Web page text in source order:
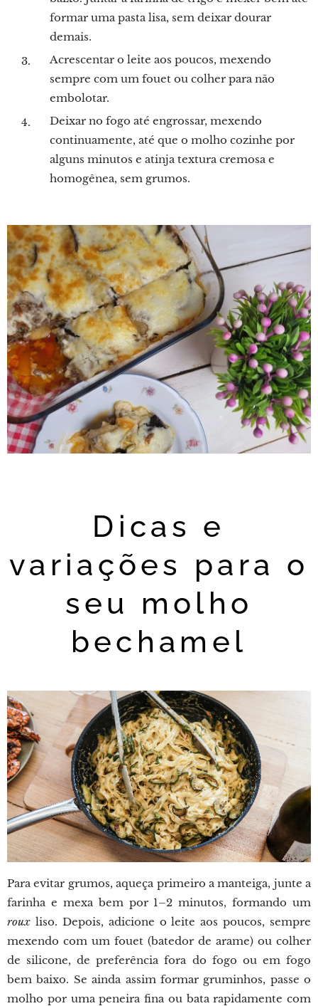
formar uma pasta lisa, sem deixar dourar
demais.
Acrescentar o leite aos poucos, mexendo
sempre com um fouet ou colher para não
embolotar.
Deixar no fogo até engrossar, mexendo
continuamente, até que o molho cozinhe por
alguns minutos e atinja textura cremosa e
homogênea, sem grumos.
Dicas e
variações para o
seu molho
bechamel
Para evitar grumos, aqueça primeiro a manteiga, junte a
farinha e mexa bem por 1–2 minutos, formando um
roux liso. Depois, adicione o leite aos poucos, sempre
mexendo com um fouet (batedor de arame) ou colher
de silicone, de preferência fora do fogo ou em fogo
bem baixo. Se ainda assim formar gruminhos, passe o
molho por uma peneira fina ou bata rapidamente com